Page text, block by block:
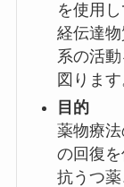
を使用
経伝達
系の活
図ります
目的
薬物療
の回復
抗うつ